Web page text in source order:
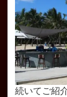
続いてご紹